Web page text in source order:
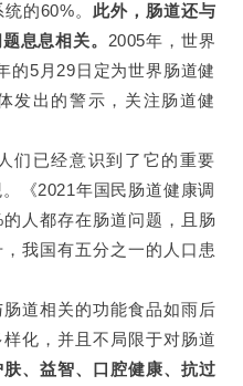
的60%。 此外， 肠道还与
息息相关。 2005年，世界
的5月29日定为世界肠道健
发出的警示，关注肠道健
们已经意识到了它的重要
《2021年国民肠道健康调
人都存在肠道问题，且肠
我国有五分之一的人口患
道相关的功能食品如雨后
化，并且不局限于对肠道
肤、益智、口腔健康、抗过